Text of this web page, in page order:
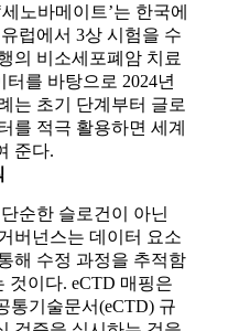
노바메이트’는 한국에
럽에서 3상 시험을 수
의 비소세포폐암 치료
터를 바탕으로 2024년
는 초기 단계부터 글로
를 적극 활용하면 세계
준다.
순한 슬로건이 아닌
버넌스는 데이터 요소
해 수정 과정을 추적함
것이다. eCTD 매핑은
통기술문서(eCTD) 규